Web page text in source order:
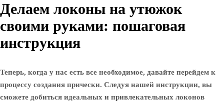
Делаем локоны на утюжок
своими руками: пошаговая
инструкция
Теперь, когда у нас есть все необходимое, давайте перейдем к
процессу создания прически. Следуя нашей инструкции, вы
сможете добиться идеальных и привлекательных локонов